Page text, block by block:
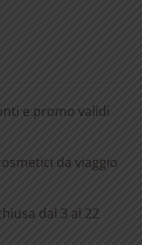
e promo validi
da viaggio
dal 3 al 22